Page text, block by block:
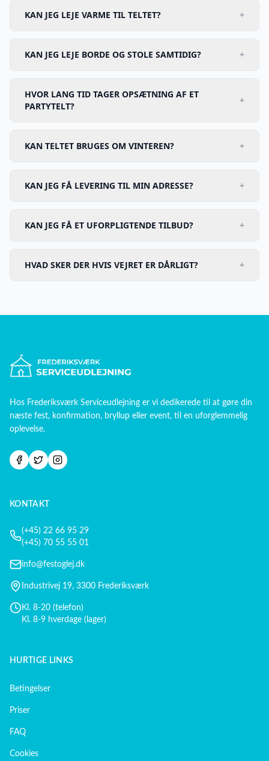
KAN JEG LEJE VARME TIL TELTET? +
KAN JEG LEJE BORDE OG STOLE SAMTIDIG? +
HVOR LANG TID TAGER OPSÆTNING AF ET
PARTYTELT?
+
KAN TELTET BRUGES OM VINTEREN? +
KAN JEG FÅ LEVERING TIL MIN ADRESSE? +
KAN JEG FÅ ET UFORPLIGTENDE TILBUD? +
HVAD SKER DER HVIS VEJRET ER DÅRLIGT? +
Hos Frederiksværk Serviceudlejning er vi dedikerede til at gøre din
næste fest, konfirmation, bryllup eller event, til en uforglemmelig
oplevelse.
KONTAKT
(+45) 22 66 95 29
(+45) 70 55 55 01
info@festoglej.dk
Industrivej 19, 3300 Frederiksværk
Kl. 8-20 (telefon)
Kl. 8-9 hverdage (lager)
HURTIGE LINKS
Betingelser
Priser
FAQ
Cookies